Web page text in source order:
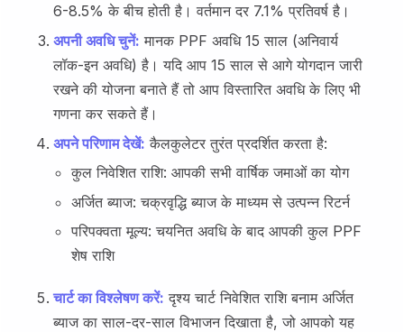
6-8.5% के बीच होती है। वर्तमान दर 7.1% प्रतिवर्ष है।
अपनी अवधि चुनें: मानक PPF अवधि 15 साल (अनिवार्य
लॉक-इन अवधि) है। यदि आप 15 साल से आगे योगदान जारी
रखने की योजना बनाते हैं तो आप विस्तारित अवधि के लिए भी
गणना कर सकते हैं।
अपने परिणाम देखें: कैलकुलेटर तुरंत प्रदर्शित करता है:
कुल निवेशित राशि: आपकी सभी वार्षिक जमाओं का योग
अर्जित ब्याज: चक्रवृद्धि ब्याज के माध्यम से उत्पन्न रिटर्न
परिपक्वता मूल्य: चयनित अवधि के बाद आपकी कुल PPF
शेष राशि
चार्ट का विश्लेषण करें: दृश्य चार्ट निवेशित राशि बनाम अर्जित
ब्याज का साल-दर-साल विभाजन दिखाता है, जो आपको यह